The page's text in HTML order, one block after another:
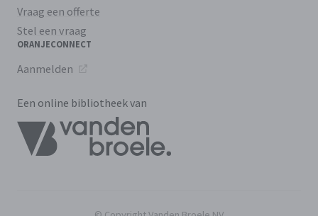
Vraag een offerte
Stel een vraag
ORANJECONNECT
Aanmelden
Een online bibliotheek van